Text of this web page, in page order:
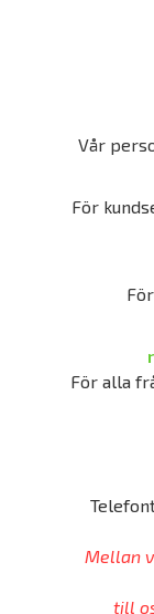
Vår
För
För alla
Mellan
till